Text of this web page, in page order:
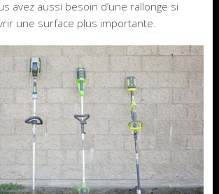
avez aussi besoin d’une rallonge si
une surface plus importante.